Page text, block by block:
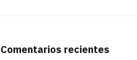
Comentarios recientes